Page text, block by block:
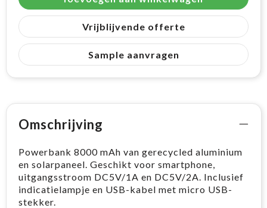
Vrijblijvende offerte
Sample aanvragen
Omschrijving
Powerbank 8000 mAh van gerecycled aluminium
en solarpaneel. Geschikt voor smartphone,
uitgangsstroom DC5V/1A en DC5V/2A. Inclusief
indicatielampje en USB-kabel met micro USB-
stekker.